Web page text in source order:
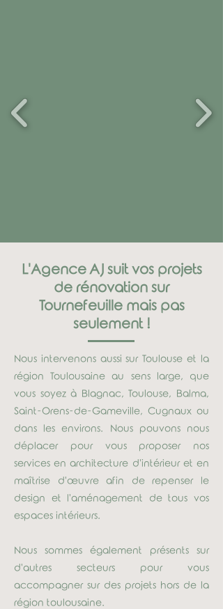
L'Agence AJ suit vos projets
de rénovation sur
Tournefeuille mais pas
seulement !
Nous intervenons aussi sur Toulouse et la
région Toulousaine au sens large, que
vous soyez à Blagnac, Toulouse, Balma,
Saint-Orens-de-Gameville, Cugnaux ou
dans les environs. Nous pouvons nous
déplacer pour vous proposer nos
services en architecture d'intérieur et en
maîtrise d'œuvre afin de repenser le
design et l'aménagement de tous vos
espaces intérieurs.
Nous sommes également présents sur
d'autres secteurs pour vous
accompagner sur des projets hors de la
région toulousaine.